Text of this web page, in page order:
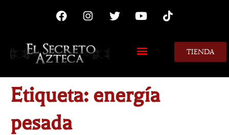
TIENDA
Etiqueta: energía
pesada